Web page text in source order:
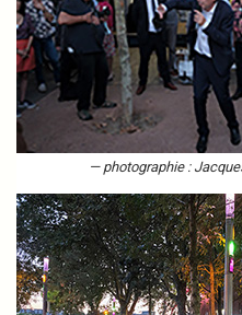
— photographie :